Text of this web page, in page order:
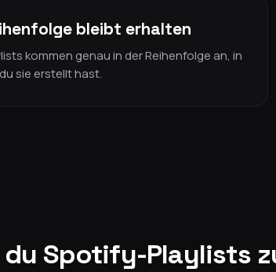
bleibt erhalten
kommen genau in der Reihenfolge an, in
sie erstellt hast.
Spotify-Playlists